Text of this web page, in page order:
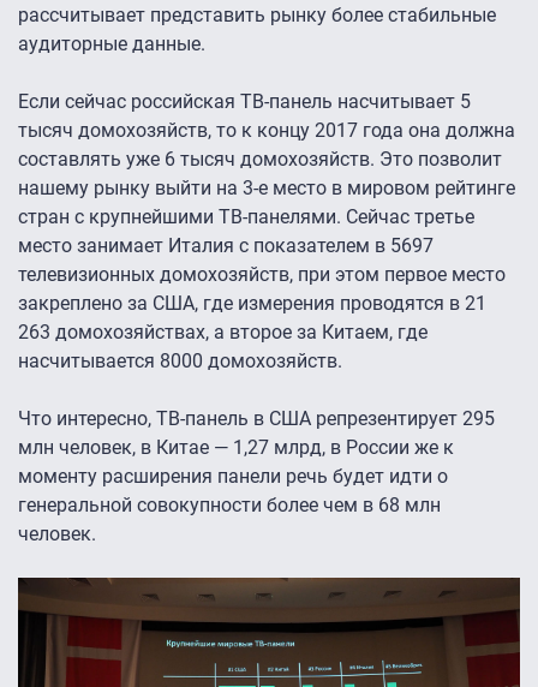
рассчитывает представить рынку более стабильные
аудиторные данные.
Если сейчас российская ТВ-панель насчитывает 5
тысяч домохозяйств, то к концу 2017 года она должна
составлять уже 6 тысяч домохозяйств. Это позволит
нашему рынку выйти на 3-е место в мировом рейтинге
стран с крупнейшими ТВ-панелями. Сейчас третье
место занимает Италия с показателем в 5697
телевизионных домохозяйств, при этом первое место
закреплено за США, где измерения проводятся в 21
263 домохозяйствах, а второе за Китаем, где
насчитывается 8000 домохозяйств.
Что интересно, ТВ-панель в США репрезентирует 295
млн человек, в Китае — 1,27 млрд, в России же к
моменту расширения панели речь будет идти о
генеральной совокупности более чем в 68 млн
человек.